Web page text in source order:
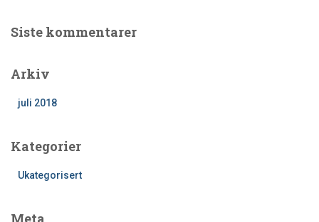
Siste kommentarer
Arkiv
juli 2018
Kategorier
Ukategorisert
Meta